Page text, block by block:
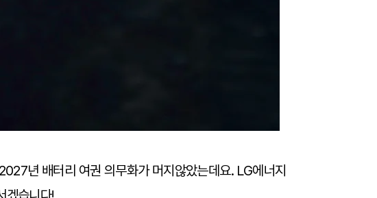
년 배터리 여권 의무화가 머지않았는데요. LG에너지